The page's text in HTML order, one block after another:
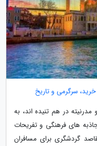
در هم تنیده اند، به
های فرهنگی و تفریحات
گردشگری برای مسافران